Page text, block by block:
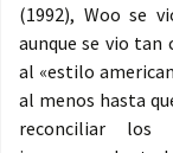
(1992), Woo se
aunque se vio tan
al «estilo
al menos hasta
reconciliar los